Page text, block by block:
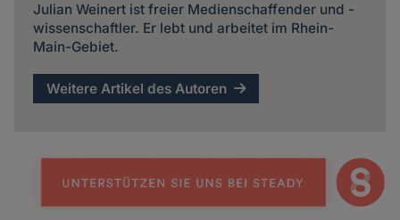
Julian Weinert ist freier Medienschaffender und -
wissenschaftler. Er lebt und arbeitet im Rhein-
Main-Gebiet.
Weitere Artikel des Autoren